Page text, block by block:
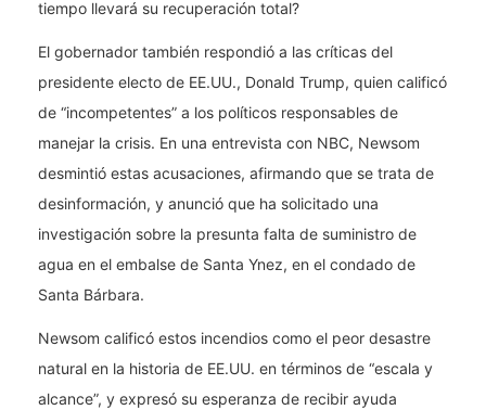
tiempo llevará su recuperación total?
El gobernador también respondió a las críticas del
presidente electo de EE.UU., Donald Trump, quien calificó
de “incompetentes” a los políticos responsables de
manejar la crisis. En una entrevista con NBC, Newsom
desmintió estas acusaciones, afirmando que se trata de
desinformación, y anunció que ha solicitado una
investigación sobre la presunta falta de suministro de
agua en el embalse de Santa Ynez, en el condado de
Santa Bárbara.
Newsom calificó estos incendios como el peor desastre
natural en la historia de EE.UU. en términos de “escala y
alcance”, y expresó su esperanza de recibir ayuda